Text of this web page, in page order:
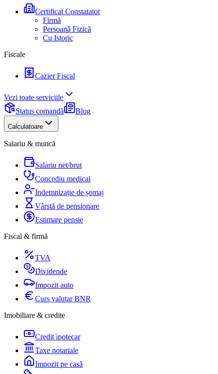
Certificat Constatator
Firmă
Persoană Fizică
Cu Istoric
Fiscale
Cazier Fiscal
Vezi toate serviciile
Status comandă
Blog
Calculatoare
Salariu & muncă
Salariu net/brut
Concediu medical
Indemnizație de șomaj
Vârstă de pensionare
Estimare pensie
Fiscal & firmă
TVA
Dividende
Impozit auto
Curs valutar BNR
Imobiliare & credite
Credit ipotecar
Taxe notariale
Impozit pe casă